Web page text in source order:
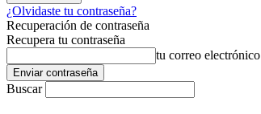
¿Olvidaste tu contraseña?
Recuperación de contraseña
Recupera tu contraseña
tu correo electrónico
Buscar